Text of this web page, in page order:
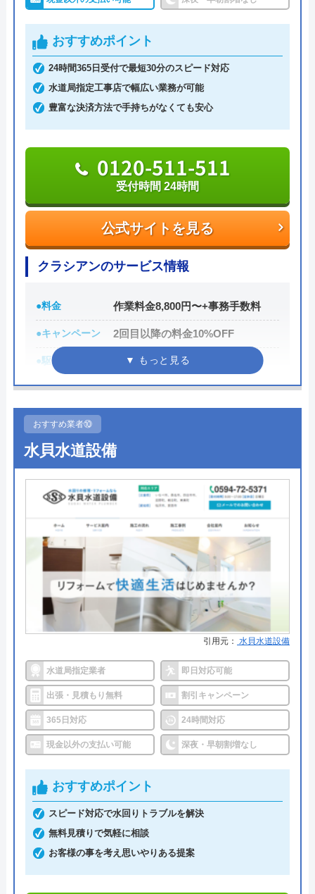
全国で幅広い依頼に対応しており、実績も豊富な業
者です。
公式サイトを見る
0120-041-904
Benryの基本情報
株式会社ベンリーコーポレーション
創業・設立 1990年5月
愛知県清須市西枇杷島町古城2丁目10-
1
対応エリア 全国
Benryのクチコミ on
※クチコミの内容について
2 年前
まともじゃない会社。取引したら絶対に後悔
します。
Googleクチコミを見る
おすすめポイント
24時間365日受付で最短30分のスピード対応
水道局指定工事店で幅広い業務が可能
豊富な決済方法で手持ちがなくても安心
公式サイトを見る
0120-511-511
受付時間 24時間
クラシアンのサービス情報
●料金 作業料金8,800円〜+事務手数料
●キャンペーン 2回目以降の料金10%OFF
●駆けつけ時間 最短30分
●受付時間 24時間
●定休日
●出張見積もり
お見積り・出張費無料※ご成約に
至らない場合は出張費がかかる事
がございます
●支払い方法
現金、クレジットカード、コンビ
ニ決済、QRコード決済、ショッピ
ングローン、デビットカード決
済、銀行決済
●累計実績
依頼件数194万件以上（2023年累
計）
●保証・保険 ―
クラシアンがおすすめの理由
クラシアンはTVCMを放送しており、その知名度の
高さは信頼できるポイントです。業界問わず多くの
悪質な業者ではありません。
作業にかかる金額自体は他の業者とそれほど変わら
ず、残念ながら割引等もありませんが、2回目以降
は10%OFFで修理·交換を行ってくれます。作業内
おすすめ業者⑩
水貝水道設備
引用元： 水貝水道設備
水道局指定業者 即日対応可能
出張・見積もり無料 割引キャンペーン
365日対応 24時間対応
現金以外の支払い可能 深夜・早朝割増なし
おすすめポイント
スピード対応で水回りトラブルを解決
無料見積りで気軽に相談
お客様の事を考え思いやりある提案